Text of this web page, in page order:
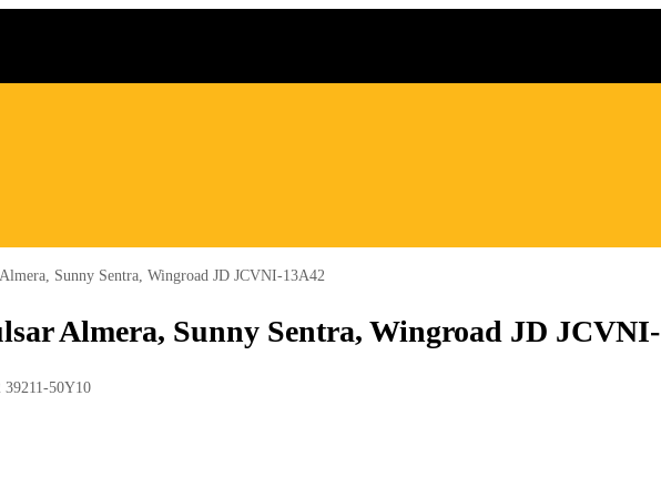
Sunny Sentra, Wingroad JD JCVNI-13A42
Almera, Sunny Sentra, Wingroad JD JCVNI-
50Y10